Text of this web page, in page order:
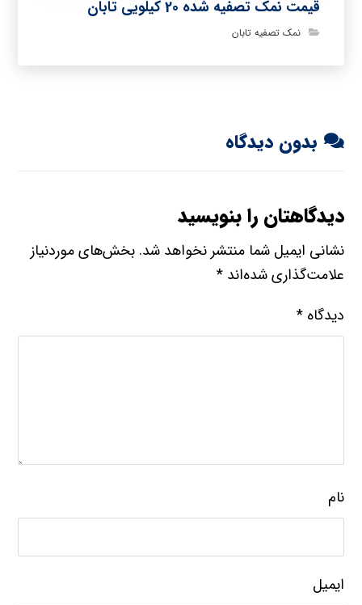
قیمت نمک تصفیه شده 20 کیلویی تابان
نمک تصفیه تابان
بدون دیدگاه
دیدگاهتان را بنویسید
نشانی ایمیل شما منتشر نخواهد شد. بخش‌های موردنیاز
علامت‌گذاری شده‌اند*
دیدگاه*
نام
ایمیل